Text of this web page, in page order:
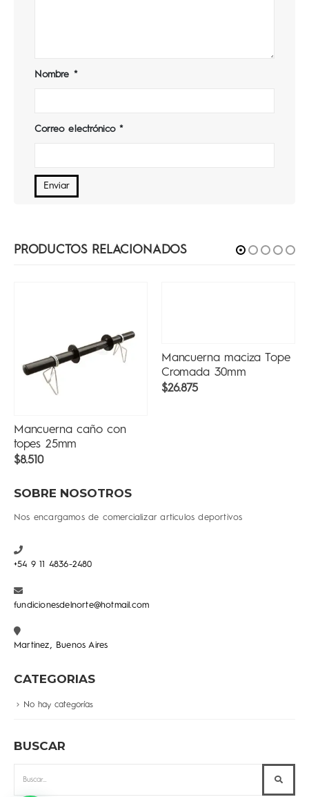
Nombre *
Correo electrónico*
PRODUCTOS RELACIONADOS
Mancuerna caño con
topes 25mm
$8.510
Mancuerna maciza Tope
Cromada 30mm
$26.875
SOBRE NOSOTROS
Nos encargamos de comercializar articulos deportivos
+54 9 11 4836-2480
fundicionesdelnorte@hotmail.com
Martinez, Buenos Aires
CATEGORIAS
No hay categorías
BUSCAR